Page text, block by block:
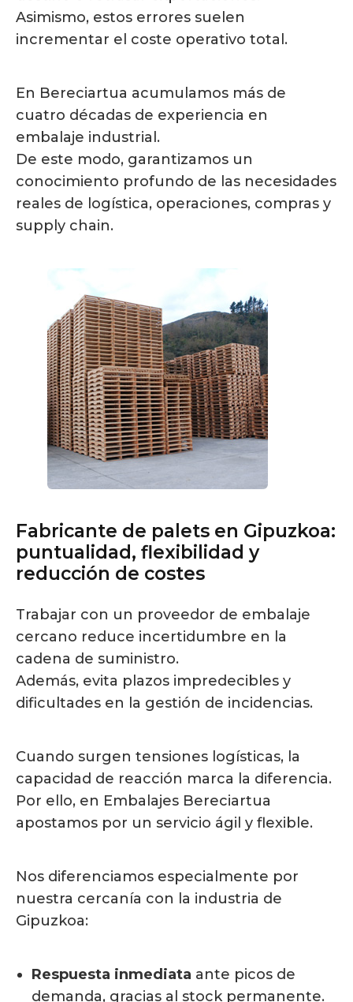
Asimismo, estos errores suelen
incrementar el coste operativo total.
En Bereciartua acumulamos más de
cuatro décadas de experiencia en
embalaje industrial.
De este modo, garantizamos un
conocimiento profundo de las necesidades
reales de logística, operaciones, compras y
supply chain.
Fabricante de palets en Gipuzkoa:
puntualidad, flexibilidad y
reducción de costes
Trabajar con un proveedor de embalaje
cercano reduce incertidumbre en la
cadena de suministro.
Además, evita plazos impredecibles y
dificultades en la gestión de incidencias.
Cuando surgen tensiones logísticas, la
capacidad de reacción marca la diferencia.
Por ello, en Embalajes Bereciartua
apostamos por un servicio ágil y flexible.
Nos diferenciamos especialmente por
nuestra cercanía con la industria de
Gipuzkoa:
Respuesta inmediata ante picos de
demanda, gracias al stock permanente.